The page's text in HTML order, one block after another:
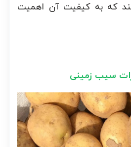
که به کیفیت آن اهمیت
سیب زمینی